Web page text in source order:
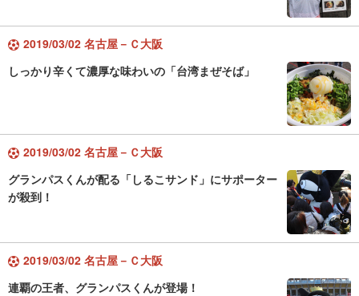
2019/03/02 名古屋－Ｃ大阪
しっかり辛くて濃厚な味わいの「台湾まぜそば」
2019/03/02 名古屋－Ｃ大阪
グランパスくんが配る「しるこサンド」にサポーター
が殺到！
2019/03/02 名古屋－Ｃ大阪
連覇の王者、グランパスくんが登場！